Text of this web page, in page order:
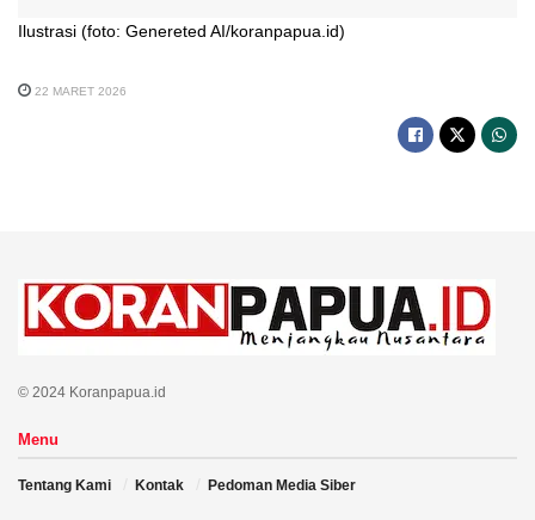
Ilustrasi (foto: Genereted AI/koranpapua.id)
22 MARET 2026
© 2024 Koranpapua.id
Menu
Tentang Kami Kontak Pedoman Media Siber